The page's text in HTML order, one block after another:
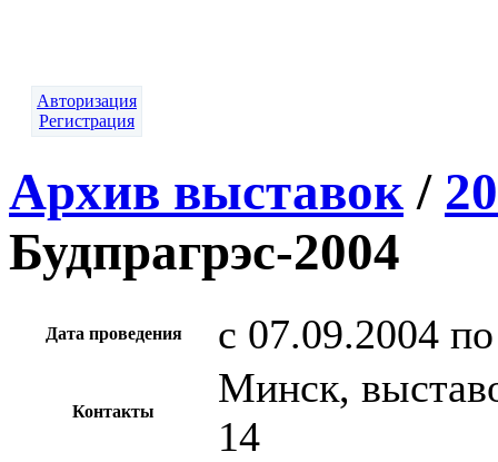
Авторизация
Регистрация
Архив выставок /
Будпрагрэс-2004
Дата проведения c 07.09.2004
Контакты
Минск,
14